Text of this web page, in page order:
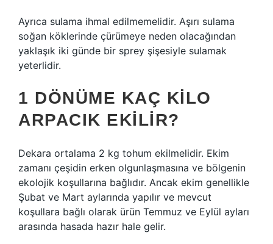
Ayrıca sulama ihmal edilmemelidir. Aşırı sulama
soğan köklerinde çürümeye neden olacağından
yaklaşık iki günde bir sprey şişesiyle sulamak
yeterlidir.
1 DÖNÜME KAÇ KILO
ARPACIK EKILIR?
Dekara ortalama 2 kg tohum ekilmelidir. Ekim
zamanı çeşidin erken olgunlaşmasına ve bölgenin
ekolojik koşullarına bağlıdır. Ancak ekim genellikle
Şubat ve Mart aylarında yapılır ve mevcut
koşullara bağlı olarak ürün Temmuz ve Eylül ayları
arasında hasada hazır hale gelir.